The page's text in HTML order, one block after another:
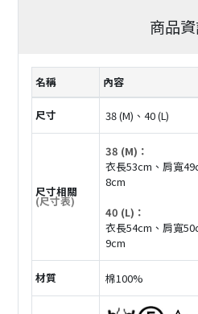
商品
名稱 內容
尺寸 38 (M)、40 (L)
尺寸相關
(尺寸表)
38 (M)：
衣長53cm、肩寬
8cm
40 (L)：
衣長54cm、肩寬
9cm
材質 棉100%